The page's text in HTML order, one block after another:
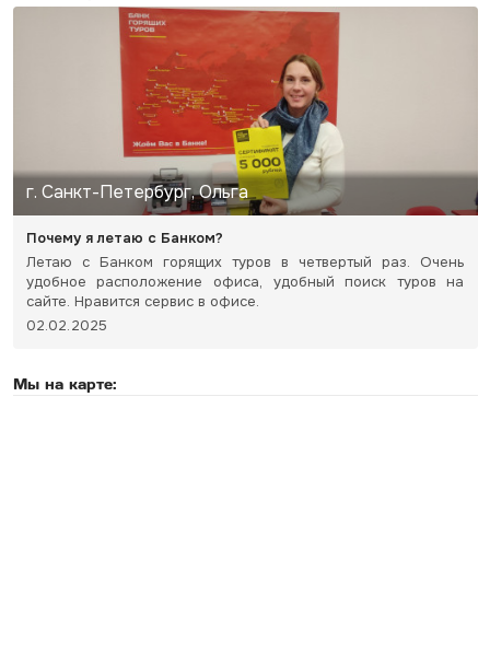
г. Санкт-Петербург, Ольга
Почему я летаю с Банком?
Летаю с Банком горящих туров в четвертый раз. Очень
удобное расположение офиса, удобный поиск туров на
сайте. Нравится сервис в офисе.
02.02.2025
Мы на карте: